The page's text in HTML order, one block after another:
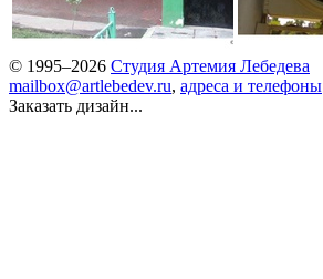
© 1995–2026 Студия Артемия Лебедева
mailbox@artlebedev.ru, адреса и телефоны
Заказать дизайн...